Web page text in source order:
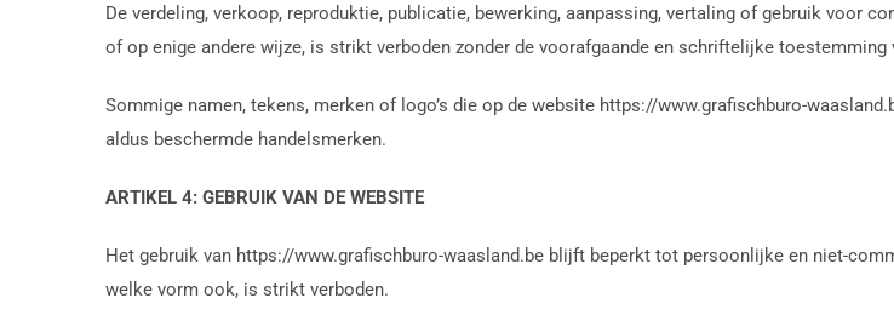
De verdeling, verkoop, reproduktie, publicatie, bewerking, aanpassing, vertaling of gebruik voor
of op enige andere wijze, is strikt verboden zonder de voorafgaande en schriftelijke toestemming
Sommige namen, tekens, merken of logo’s die op de website https://www.grafischburo-
aldus beschermde handelsmerken.
ARTIKEL 4: GEBRUIK VAN DE WEBSITE
Het gebruik van https://www.grafischburo-waasland.be blijft beperkt tot persoonlijke en niet-
welke vorm ook, is strikt verboden.